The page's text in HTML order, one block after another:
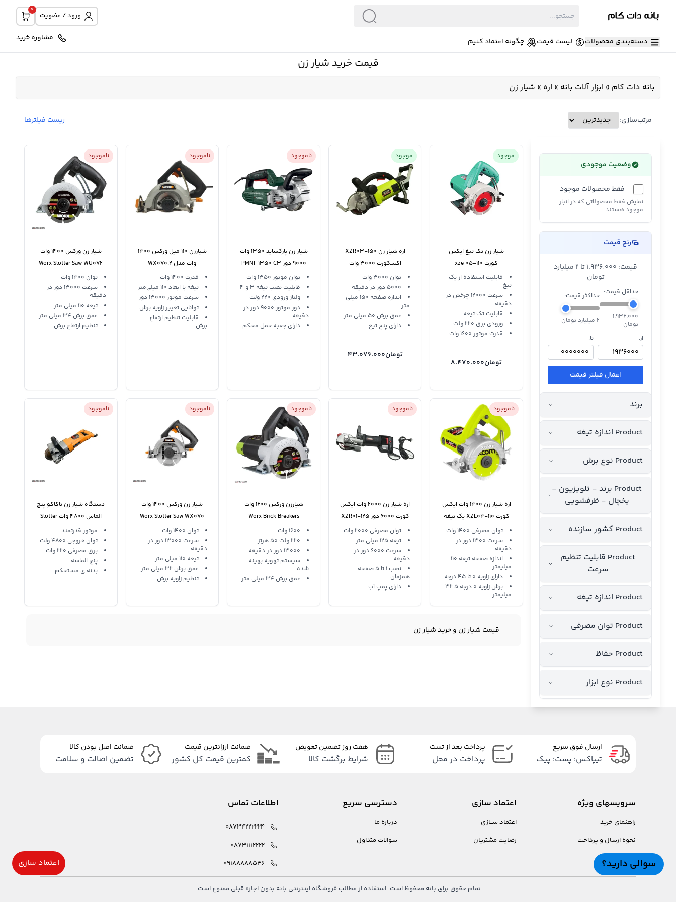
ورود / عضویت
0
دسته‌بندی محصولات لیست قیمت چگونه اعتماد کنیم مشاوره خرید
قیمت خرید شیار زن
بانه دات کام » ابزار آلات بانه » اره » شیار زن
مرتب‌سازی: ریست فیلترها
وضعیت موجودی
فقط محصولات موجود
نمایش فقط محصولاتی که در انبار
موجود هستند
رنج قیمت
قیمت: ۱٬۹۳۶٬۰۰۰ تا 2 میلیارد
تومان
حداقل قیمت:
۱٬۹۳۶٬۰۰۰
تومان
حداکثر قیمت:
2 میلیارد تومان
از:
تا:
اعمال فیلتر قیمت
برند
Product اندازه تیغه
Product نوع برش
Product برند - تلویزیون -
یخچال - ظرفشویی
Product کشور سازنده
Product قابلیت تنظیم
سرعت
Product اندازه تیغه
Product توان مصرفی
Product حفا‌ظ
Product نوع ابزار
موجود
شیار زن تک تیغ ایکس
کورت xze 05-110
قابلیت استفاده از یک
تیغ
سرعت 12000 چرخش در
دقیقه
قابلیت تک تیغه
ورودی برق 220 ولت
قدرت موتور 1600 وات
تومان8.470.000
موجود
اره شیار زن XZR03-150
اکسکورت 3000 وات
توان 3000 وات
5000 دور در دقیقه
اندازه صفحه 150 میلی
متر
عمق برش 50 میلی متر
دارای پنج تیغ
تومان43.076.000
ناموجود
شیار زن پارکساید 1350 وات
9000 دور PMNF 1350 C3
توان موتور 1350 وات
قابلیت نصب تیغه 3 و 4
ولتاژ ورودی 220 ولت
دور موتور 9000 دور در
دقیقه
دارای جعبه حمل محکم
ناموجود
شیارزن 110 میل ورکس 1400
وات مدل WX070.2
قدرت 1400 وات
تیغه با ابعاد 110 میلی‌متر
سرعت موتور 13000 دور
توانایی تغییر زاویه برش
قابلیت تنظیم ارتفاع
برش
ناموجود
شیار زن ورکس 1400 وات
Worx Slotter Saw WU072
توان 1400 وات
سرعت 13000 دور در
دقیقه
تیغه 110 میلی متر
عمق برش 34 میلی متر
تنظیم ارتفاع برش
ناموجود
اره شیار زن 1400 وات ایکس
کورت XZE04-110 یک تیغه
توان مصرفی 1400 وات
سرعت 1300 دور در
دقیقه
اندازه صفحه تیغه 110
میلیمتر
دارای زاویه 0 تا 45 درجه
برش زاویه 0 درجه 32.5
میلیمتر
ناموجود
اره شیار زن 2000 وات ایکس
کورت 6000 دور XZR01-125
توان مصرفی 2000 وات
تیغه 125 میلی متر
سرعت 6000 دور در
دقیقه
نصب 1 تا 5 صفحه
همزمان
دارای پمپ آب
ناموجود
شیارزن ورکس 1600 وات
Worx Brick Breakers
WU073 1600 وات
220 ولت 50 هرتز
13000 دور در دقیقه
سیستم تهویه بهینه
شده
عمق برش 34 میلی متر
ناموجود
شیار زن ورکس 1400 وات
Worx Slotter Saw WX070
توان 1400 وات
سرعت 13000 دور در
دقیقه
تیغه 110 میلی متر
عمق برش 32 میلی متر
تنظیم زاویه برش
ناموجود
دستگاه شیار زن تاکاکو پنج
الماس 4800 وات Slotter
Saw Takako
موتور قدرتمند
توان خروجی 4800 ولت
برق مصرفی 220 وات
پنچ الماسه
بدنه ی مستحکم
قیمت شیار زن و خرید شیار زن
ارسال فوق سریع
تیپاکس؛ پست؛ پیک
پرداخت بعد از تست
پرداخت در محل
هفت روز تضمین تعویض
شرایط برگشت کالا
ضمانت ارزانترین قیمت
کمترین قیمت کل کشور
ضمانت اصل بودن کالا
تضمین اصالت و سلامت
سرویسهای ویژه
راهنمای خرید
نحوه ارسال و پرداخت
اعتماد سازی
اعتماد ســازی
رضایت مشتریان
دسترسی سریع
درباره ما
سوالات متداول
اطلاعات تماس
08734222224
08731112222
09188888546
سوالی دارید؟ اعتماد سازی
تمام حقوق برای بانه محفوظ است. استفاده از مطالب فروشگاه اینترنتی بانه بدون اجازه قبلی ممنوع است.